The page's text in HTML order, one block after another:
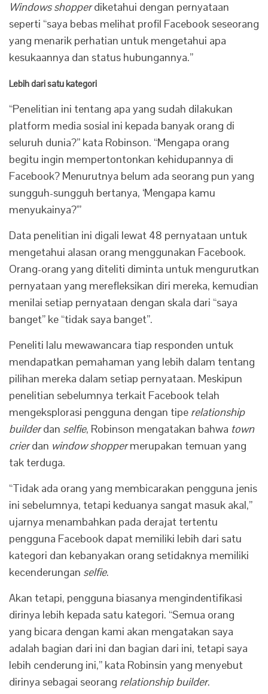
Windows shopperdiketahui dengan pernyataan
seperti “saya bebas melihat profil Facebook seseorang
yang menarik perhatian untuk mengetahui apa
kesukaannya dan status hubungannya.”
Lebih dari satu kategori
“Penelitian ini tentang apa yang sudah dilakukan
platform media sosial ini kepada banyak orang di
seluruh dunia?” kata Robinson. “Mengapa orang
begitu ingin mempertontonkan kehidupannya di
Facebook? Menurutnya belum ada seorang pun yang
sungguh-sungguh bertanya, ‘Mengapa kamu
menyukainya?'”
Data penelitian ini digali lewat 48 pernyataan untuk
mengetahui alasan orang menggunakan Facebook.
Orang-orang yang diteliti diminta untuk mengurutkan
pernyataan yang merefleksikan diri mereka, kemudian
menilai setiap pernyataan dengan skala dari “saya
banget” ke “tidak saya banget”.
Peneliti lalu mewawancara tiap responden untuk
mendapatkan pemahaman yang lebih dalam tentang
pilihan mereka dalam setiap pernyataan. Meskipun
penelitian sebelumnya terkait Facebook telah
mengeksplorasi pengguna dengan tipe relationship
builderdan selfie, Robinson mengatakan bahwa town
crierdan window shoppermerupakan temuan yang
tak terduga.
“Tidak ada orang yang membicarakan pengguna jenis
ini sebelumnya, tetapi keduanya sangat masuk akal,”
ujarnya menambahkan pada derajat tertentu
pengguna Facebook dapat memiliki lebih dari satu
kategori dan kebanyakan orang setidaknya memiliki
kecenderungan selfie.
Akan tetapi, pengguna biasanya mengindentifikasi
dirinya lebih kepada satu kategori. “Semua orang
yang bicara dengan kami akan mengatakan saya
adalah bagian dari ini dan bagian dari ini, tetapi saya
lebih cenderung ini,” kata Robinsin yang menyebut
dirinya sebagai seorang relationship builder.